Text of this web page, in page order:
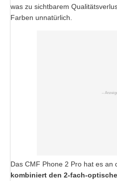
was zu sichtbarem
Farben unnatürlich.
Das CMF Phone 2 Pro hat es an
kombiniert den 2-fach-